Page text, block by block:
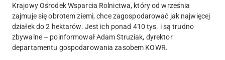
Krajowy Ośrodek Wsparcia Rolnictwa, który od września
zajmuje się obrotem ziemi, chce zagospodarować jak najwięcej
działek do 2 hektarów. Jest ich ponad 410 tys. i są trudno
zbywalne – poinformował Adam Struziak, dyrektor
departamentu gospodarowania zasobem KOWR.